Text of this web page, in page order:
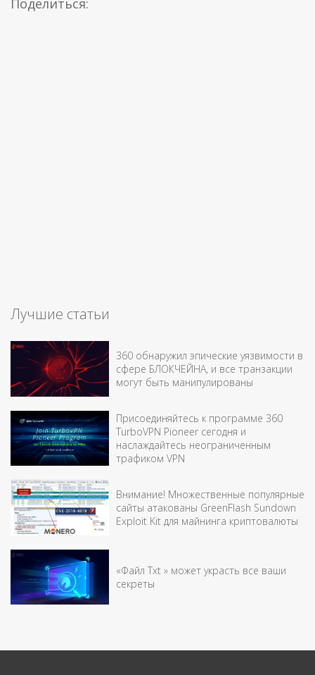
Поделиться:
Лучшие статьи
360 обнаружил эпические уязвимости в
сфере БЛОКЧЕЙНА, и все транзакции
могут быть манипулированы
Присоединяйтесь к программе 360
TurboVPN Pioneer сегодня и
наслаждайтесь неограниченным
трафиком VPN
Внимание! Множественные популярные
сайты атакованы GreenFlash Sundown
Exploit Kit для майнинга криптовалюты
«Файл Txt » может украсть все ваши
секреты